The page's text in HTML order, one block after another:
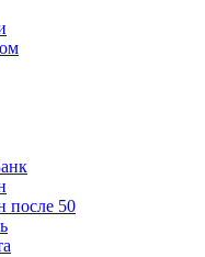
после 50